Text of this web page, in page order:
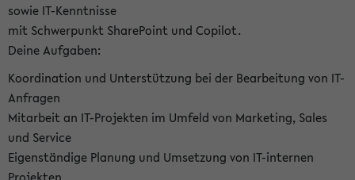
sowie IT-Kenntnisse
mit Schwerpunkt SharePoint und Copilot.
Deine Aufgaben:
Koordination und Unterstützung bei der Bearbeitung von IT-
Anfragen
Mitarbeit an IT-Projekten im Umfeld von Marketing, Sales
und Service
Eigenständige Planung und Umsetzung von IT-internen